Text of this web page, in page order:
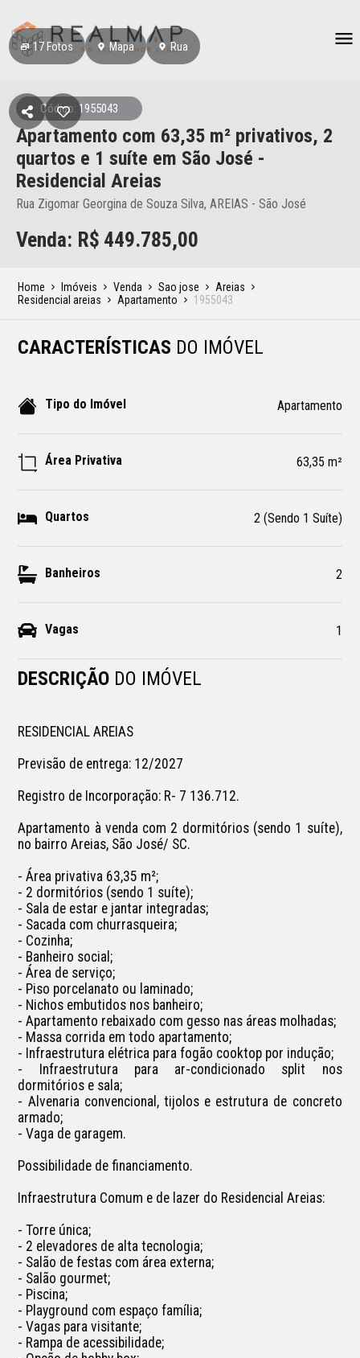
17Fotos Mapa Rua
Código: 1955043
Apartamento com 63,35 m² privativos, 2
quartos e 1 suíte em São José -
Residencial Areias
Rua Zigomar Georgina de Souza Silva, AREIAS - São José
Venda: R$ 449.785,00
Home Imóveis Venda Sao jose
Areias
Residencial areias
Apartamento 1955043
CARACTERÍSTICAS DO IMÓVEL
Tipo do Imóvel Apartamento
Área Privativa 63,35 m²
Quartos 2 (Sendo 1 Suíte)
Banheiros 2
Vagas 1
DESCRIÇÃO DO IMÓVEL
RESIDENCIAL AREIAS
Previsão de entrega: 12/2027
Registro de Incorporação: R- 7 136.712.
Apartamento à venda com 2 dormitórios (sendo 1 suíte),
no bairro Areias, São José/ SC.
- Área privativa 63,35 m²;
- 2 dormitórios (sendo 1 suíte);
- Sala de estar e jantar integradas;
- Sacada com churrasqueira;
- Cozinha;
- Banheiro social;
- Área de serviço;
- Piso porcelanato ou laminado;
- Nichos embutidos nos banheiro;
- Apartamento rebaixado com gesso nas áreas molhadas;
- Massa corrida em todo apartamento;
- Infraestrutura elétrica para fogão cooktop por indução;
- Infraestrutura para ar-condicionado split nos
dormitórios e sala;
- Alvenaria convencional, tijolos e estrutura de concreto
armado;
- Vaga de garagem.
Possibilidade de financiamento.
Infraestrutura Comum e de lazer do Residencial Areias:
- Torre única;
- 2 elevadores de alta tecnologia;
- Salão de festas com área externa;
- Salão gourmet;
- Piscina;
- Playground com espaço família;
- Vagas para visitante;
- Rampa de acessibilidade;